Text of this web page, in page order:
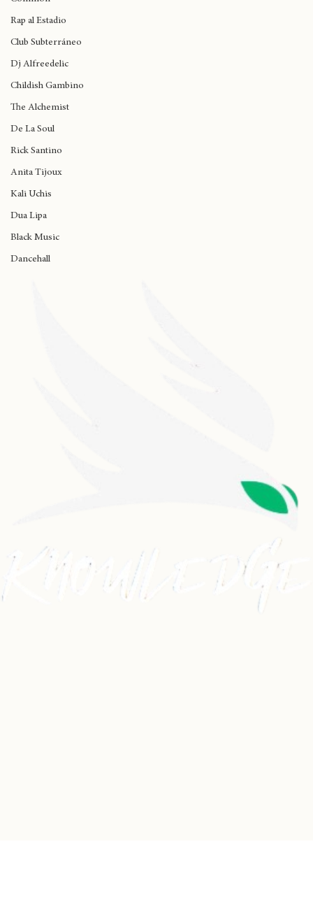
Common
Rap al Estadio
Club Subterráneo
Dj Alfreedelic
Childish Gambino
The Alchemist
De La Soul
Rick Santino
Anita Tijoux
Kali Uchis
Dua Lipa
Black Music